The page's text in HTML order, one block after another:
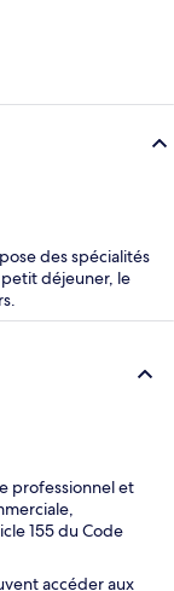
des spécialités
déjeuner, le
professionnel et
155 du Code
accéder aux